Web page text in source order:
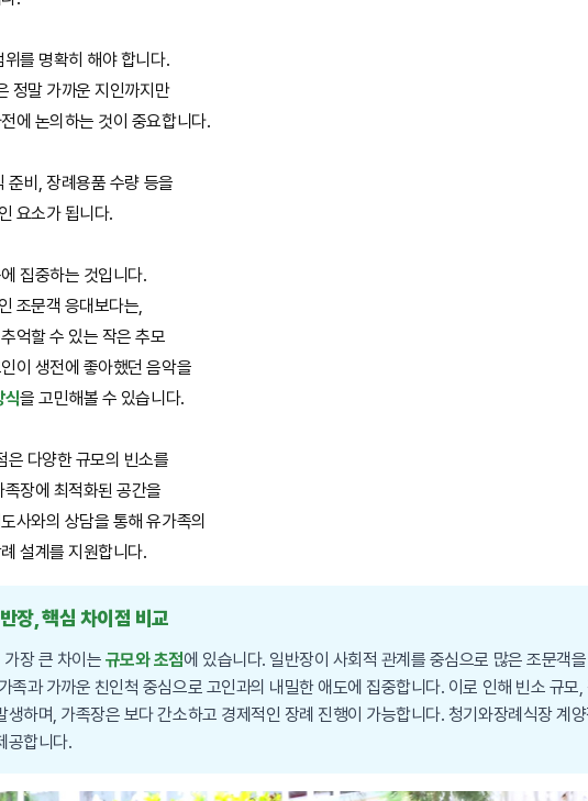
를 명확히 해야 합니다.
정말 가까운 지인까지만
에 논의하는 것이 중요합니다.
준비, 장례용품 수량 등을
요소가 됩니다.
집중하는 것입니다.
조문객 응대보다는,
억할 수 있는 작은 추모
이 생전에 좋아했던 음악을
식을 고민해볼 수 있습니다.
은 다양한 규모의 빈소를
장에 최적화된 공간을
사와의 상담을 통해 유가족의
설계를 지원합니다.
장, 핵심 차이점 비교
장 큰 차이는 규모와 초점에 있습니다. 일반장이 사회적 관계를 중심으로 많은 조문객
족과 가까운 친인척 중심으로 고인과의 내밀한 애도에 집중합니다. 이로 인해 빈소 규모
생하며, 가족장은 보다 간소하고 경제적인 장례 진행이 가능합니다. 청기와장례식장 계
공합니다.